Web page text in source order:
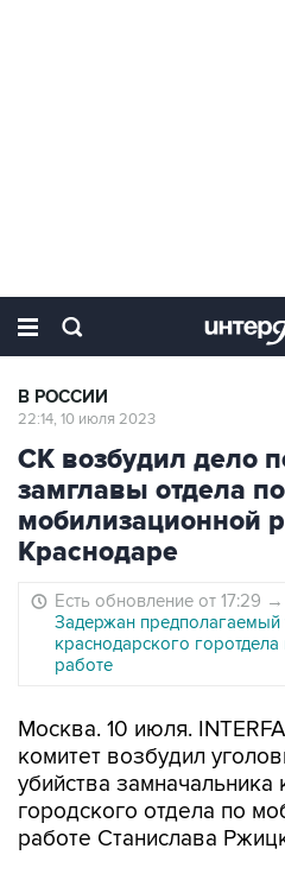
В РОССИИ
22:14, 10 июля 2023
СК возбудил дело
замглавы отдела по
мобилизационной
Краснодаре
Есть обновление от 17:29 →
Задержан предполагаемый
краснодарского
работе
Москва. 10 июля.
комитет возбудил
убийства замначальника
городского отдела по
работе Станислава